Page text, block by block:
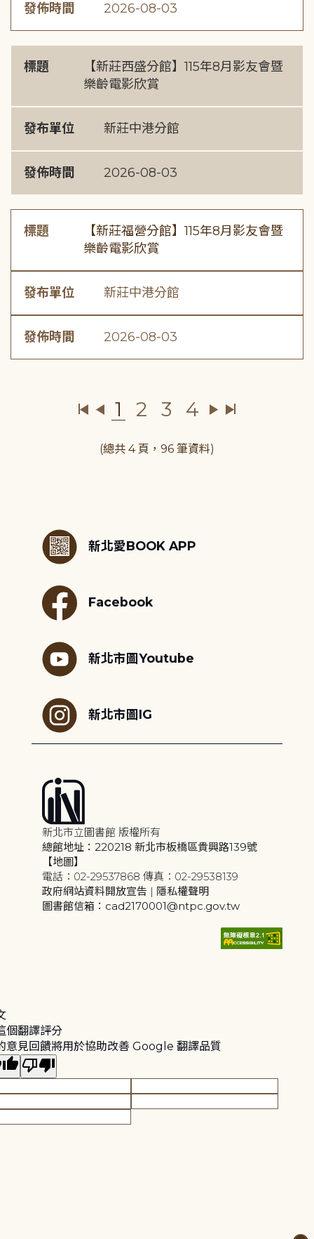
發佈時間 2026-08-03
標題
【新莊西盛分館】115年8月影友會暨
樂齡電影欣賞
發布單位 新莊中港分館
發佈時間 2026-08-03
標題
【新莊福營分館】115年8月影友會暨
樂齡電影欣賞
發布單位 新莊中港分館
發佈時間 2026-08-03
1 2 3 4
(總共 4 頁，96 筆資料)
新北愛BOOK APP
Facebook
新北市圖Youtube
新北市圖IG
新北市立圖書館 版權所有
總館地址：220218 新北市板橋區貴興路139號
【地圖】
電話：02-29537868 傳真：02-29538139
政府網站資料開放宣告 | 隱私權聲明
圖書館信箱：cad2170001@ntpc.gov.tw
個翻譯評分
意見回饋將用於協助改善 Google 翻譯品質